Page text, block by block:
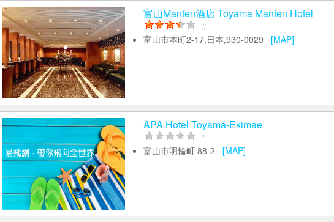
富山Manten酒店 Toyama Manten Hotel
#
富山市本町2-17,日本,930-0029 [MAP]
APA Hotel Toyama-Ekimae
*
富山市明輪町 88-2 [MAP]